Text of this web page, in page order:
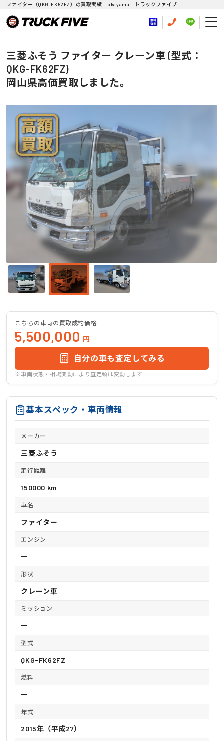
ファイター（QKG-FK62FZ）の買取実績｜okayama｜トラックファイブ
三菱ふそう ファイター クレーン車 (型式：
QKG-FK62FZ)
岡山県高価買取しました。
こちらの車両の買取成約価格
5,500,000 円
自分の車も査定してみる
※車両状態・相場変動により査定額は変動します
基本スペック・車両情報
メーカー
三菱ふそう
走行距離
150000 km
車名
ファイター
エンジン
ー
形状
クレーン車
ミッション
ー
型式
QKG-FK62FZ
燃料
ー
年式
2015年（平成27）